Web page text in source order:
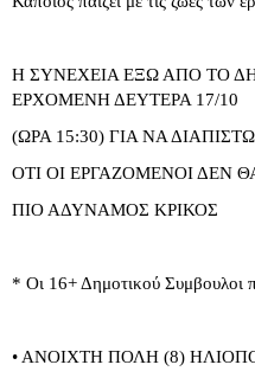
Η ΣΥΝΕΧΕΙΑ ΕΞΩ ΑΠΟ ΤΟ
ΕΡΧΟΜΕΝΗ ΔΕΥΤΕΡΑ 17/10
(ΩΡΑ 15:30) ΓΙΑ ΝΑ
ΟΤΙ ΟΙ ΕΡΓΑΖΟΜΕΝΟΙ ΔΕΝ
ΠΙΟ ΑΔΥΝΑΜΟΣ ΚΡΙΚΟΣ
* Οι 16+ Δημοτικού Συμβουλοι
• ΑΝΟΙΧΤΗ ΠΟΛΗ (8)